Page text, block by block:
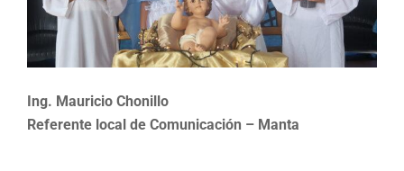
Ing. Mauricio Chonillo
Referente local de Comunicación – Manta